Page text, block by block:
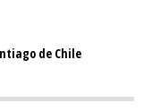
de Chile